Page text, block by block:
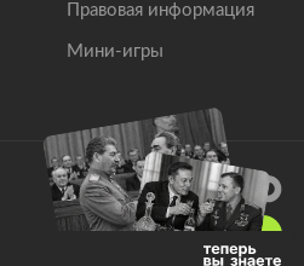
Правовая информация
Мини-игры